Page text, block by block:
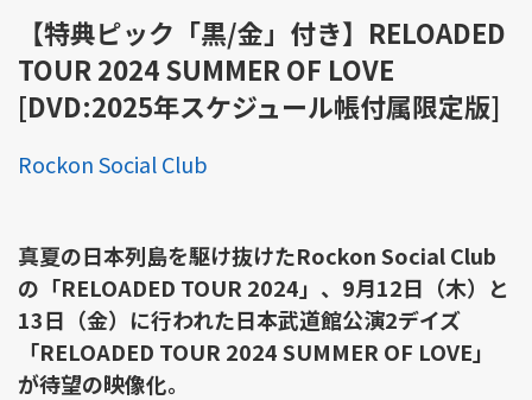
【特典ピック「黒/金」付き】RELOADED
TOUR 2024 SUMMER OF LOVE
[DVD:2025年スケジュール帳付属限定版]
Rockon Social Club
真夏の日本列島を駆け抜けたRockon Social Club
の「RELOADED TOUR 2024」、9月12日（木）と
13日（金）に行われた日本武道館公演2デイズ
「RELOADED TOUR 2024 SUMMER OF LOVE」
が待望の映像化。